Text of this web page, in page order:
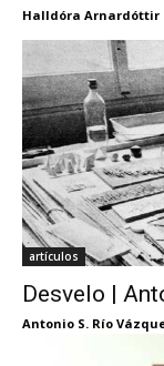
Halldóra Arnardóttir
artículos
Desvelo |
Antonio S. Río